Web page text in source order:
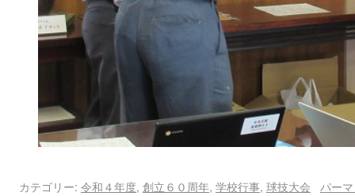
カテゴリー: 令和４年度, 創立６０周年, 学校行事, 球技大会
パー